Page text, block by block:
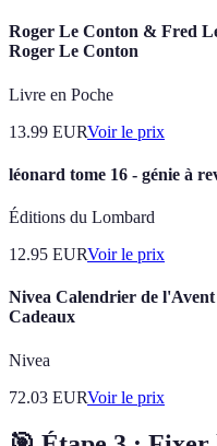
Roger Le Conton & Fred
Roger Le Conton
Livre en Poche
13.99 EURVoir le prix
léonard tome 16 - génie à
Éditions du Lombard
12.95 EURVoir le prix
Nivea Calendrier de
Cadeaux
Nivea
72.03 EURVoir le prix